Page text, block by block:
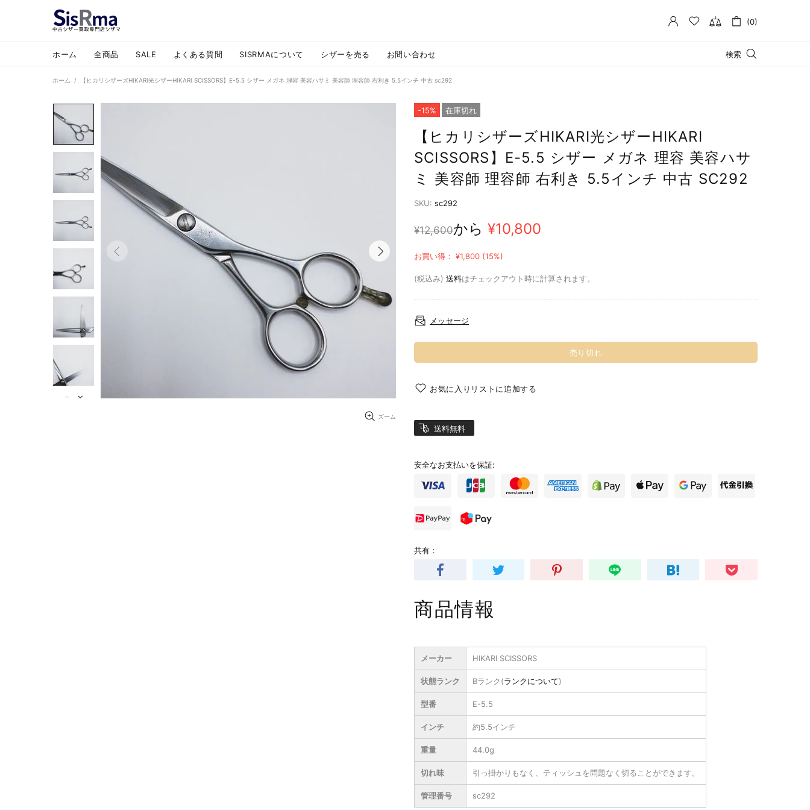
(0)
ホーム 全商品 SALE よくある質問 SISRMAについて シザーを売る お問い合わせ 検索
ホーム 【ヒカリシザーズHIKARI光シザーHIKARI SCISSORS】E-5.5 シザー メガネ 理容 美容ハサミ 美容師 理容師 右利き 5.5インチ 中古 sc292
ズーム
-15% 在庫切れ
【ヒカリシザーズHIKARI光シザーHIKARI
SCISSORS】E-5.5 シザー メガネ 理容 美容ハサ
ミ 美容師 理容師 右利き 5.5インチ 中古 SC292
SKU: sc292
¥12,600から ¥10,800
お買い得： ¥1,800 (15%)
(税込み) 送料はチェックアウト時に計算されます。
メッセージ
売り切れ
お気に入りリストに追加する
送料無料
安全なお支払いを保証:
共有：
商品情報
メーカー HIKARI SCISSORS
状態ランク Bランク(ランクについて)
型番 E-5.5
インチ 約5.5インチ
重量 44.0g
切れ味 引っ掛かりもなく、ティッシュを問題なく切ることができます。
管理番号 sc292